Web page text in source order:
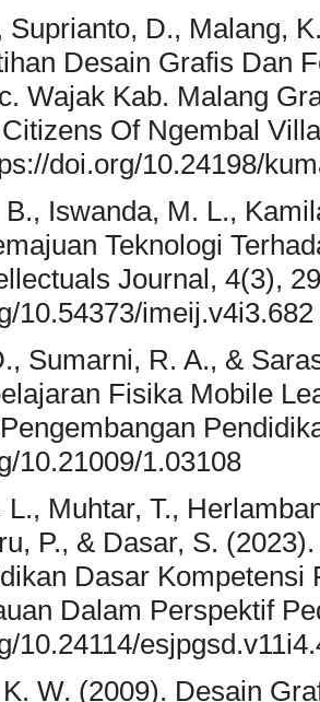
Suprianto, D., Malang,
Desain Grafis Dan
Wajak Kab. Malang
Of Ngembal
doi.org/10.24198/
Iswanda, M. L.,
Teknologi
Journal, 4(3),
10.54373/imeij.v4i3.682
Sumarni, R. A., &
Fisika Mobile
10.21009/1.03108
Muhtar, T.,
P., & Dasar, S.
Dasar
Dalam Perspektif
10.24114/
W. (2009). Desain